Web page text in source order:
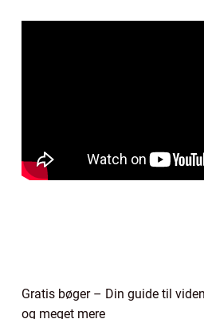
Gratis bøger – Din guide til
og meget mere